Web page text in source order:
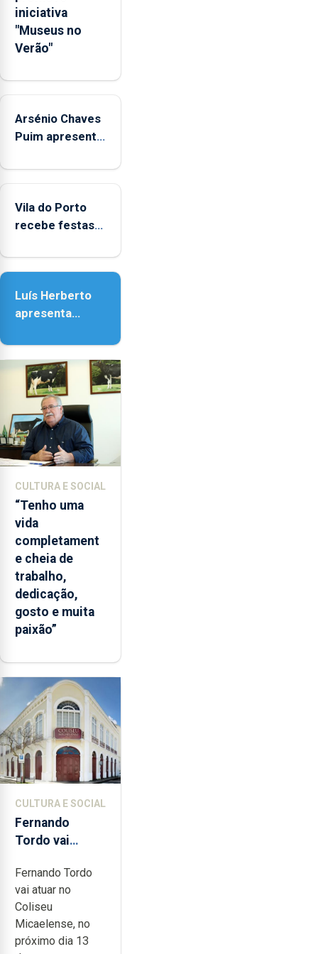
Regional.
iniciativa
"Museus no
Verão"
Arsénio Chaves
Puim apresenta
Biblioteca de
Vila do Porto
recebe festas
Nossa Senhora
Luís Herberto
apresenta
Paisagem’
CULTURA E SOCIAL
“Tenho uma
vida
completament
e cheia de
trabalho,
dedicação,
gosto e muita
paixão”
CULTURA E SOCIAL
Fernando
Tordo vai
anos de
carreira no
Coliseu
Micaelense
Fernando Tordo
vai atuar no
Coliseu
Micaelense, no
próximo dia 13